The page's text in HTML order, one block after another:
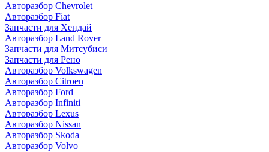
Авторазбор Chevrolet
Авторазбор Fiat
Запчасти для Хендай
Авторазбор Land Rover
Запчасти для Митсубиси
Запчасти для Рено
Авторазбор Volkswagen
Авторазбор Citroen
Авторазбор Ford
Авторазбор Infiniti
Авторазбор Lexus
Авторазбор Nissan
Авторазбор Skoda
Авторазбор Volvo